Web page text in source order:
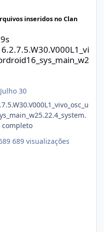
inseridos no Clan
Julho 30
689 visualizações